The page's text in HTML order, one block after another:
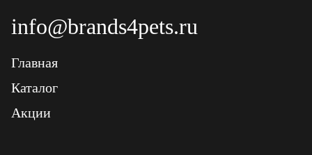
info@brands4pets.ru
Главная
Каталог
Акции